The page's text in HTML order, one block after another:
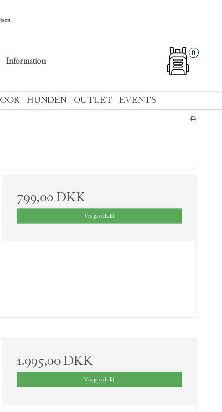
Information
0
HUNDEN OUTLET EVENTS
799,00 DKK
Vis produkt
1.995,00 DKK
Vis produkt